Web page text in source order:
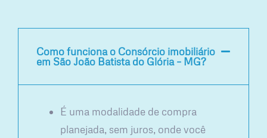
Como funciona o Consórcio imobiliário
em São João Batista do Glória – MG?
É uma modalidade de compra
planejada, sem juros, onde você